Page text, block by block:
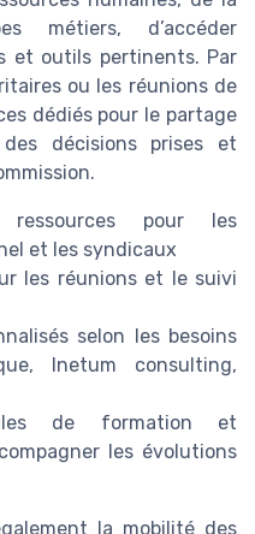
métiers, d’accéder
et outils pertinents. Par
ou les réunions de
dédiés pour le partage
décisions prises et
pour les
et les syndicaux
les réunions et le suivi
selon les besoins
Inetum consulting,
de formation et
les évolutions
la mobilité des